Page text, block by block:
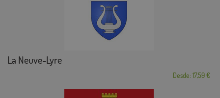
La Neuve-Lyre
Desde: 17,59 €